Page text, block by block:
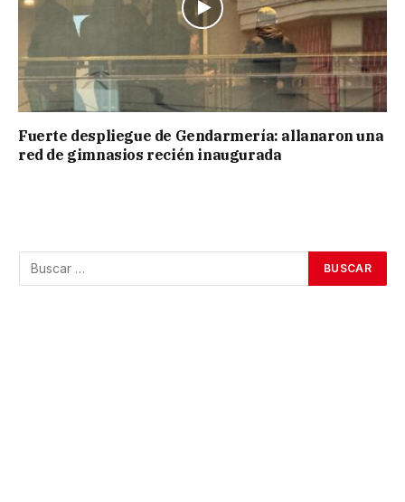
Fuerte despliegue de Gendarmería: allanaron una
red de gimnasios recién inaugurada